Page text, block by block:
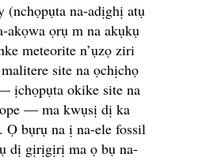
(nchọpụta na-adịghị atụ
akọwa ọrụ m na akụkụ
meteorite n’ụzọ ziri
site na ọchịchọ
ịchọpụta okike site na
— ma kwụsị dị ka
Ọ bụrụ na ị na-ele fossil
dị gịrịgịrị ma ọ bụ na-